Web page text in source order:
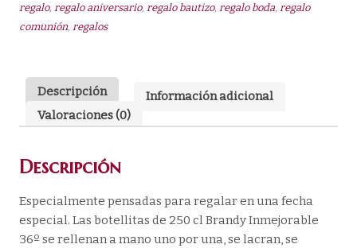
36º
regalo,regalo aniversario,regalo bautizo,regalo boda,regalo
comunión,regalos
Descripción
Información adicional
Valoraciones (0)
Descripción
Especialmente pensadas para regalar en una fecha
especial. Las botellitas de 250 cl Brandy Inmejorable
36º se rellenan a mano uno por una, se lacran, se